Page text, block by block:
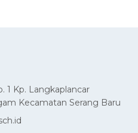
1 Kp. Langkaplancar
Kecamatan Serang Baru